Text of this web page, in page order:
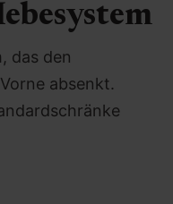
das den
absenkt.